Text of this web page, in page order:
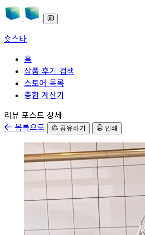
숏스타
홈
상품 후기 검색
스토어 목록
종합 계산기
본문으로 바로가기
리뷰 포스트 상세
목록으로
공유하기 인쇄